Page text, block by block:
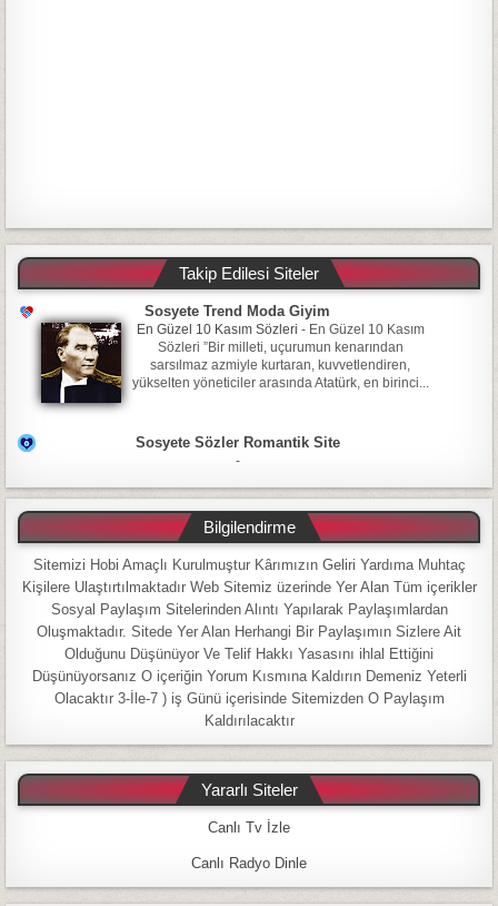
Takip Edilesi Siteler
Sosyete Trend Moda Giyim
En Güzel 10 Kasım Sözleri - En Güzel 10 Kasım
Sözleri ”Bir milleti, uçurumun kenarından
sarsılmaz azmiyle kurtaran, kuvvetlendiren,
yükselten yöneticiler arasında Atatürk, en birinci...
Sosyete Sözler Romantik Site
-
Bilgilendirme
Sitemizi Hobi Amaçlı Kurulmuştur Kârımızın Geliri Yardıma Muhtaç
Kişilere Ulaştırtılmaktadır Web Sitemiz üzerinde Yer Alan Tüm içerikler
Sosyal Paylaşım Sitelerinden Alıntı Yapılarak Paylaşımlardan
Oluşmaktadır. Sitede Yer Alan Herhangi Bir Paylaşımın Sizlere Ait
Olduğunu Düşünüyor Ve Telif Hakkı Yasasını ihlal Ettiğini
Düşünüyorsanız O içeriğin Yorum Kısmına Kaldırın Demeniz Yeterli
Olacaktır 3-İle-7 ) iş Günü içerisinde Sitemizden O Paylaşım
Kaldırılacaktır
Yararlı Siteler
Canlı Tv İzle
Canlı Radyo Dinle